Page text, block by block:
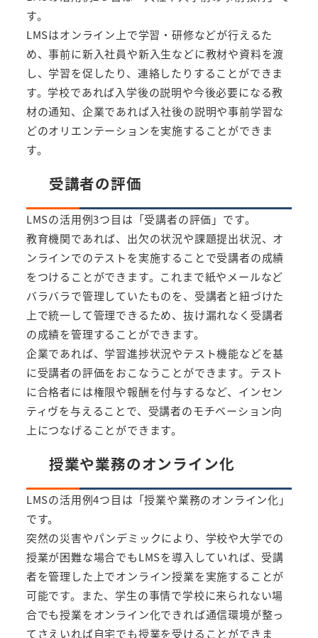
す。
LMSはオンライン上で学習・研修などが行えるた
め、事前に新入社員や新入生などに教材や資料を渡
し、学習を促したり、連絡したりすることができま
す。学校であれば入学後の説明や今後必要になる教
材の通知、企業であれば入社後の説明や事前学習な
どのオリエンテーションを実施することができま
す。
受講者の評価
LMSの活用例3つ目は「受講者の評価」です。
教育機関であれば、出欠の状況や課題提出状況、オ
ンラインでのテストを実施することで受講者の成績
をつけることができます。これまで紙やメールなど
バラバラで管理していたものを、受講者と紐づけた
上で統一して管理できるため、抜け漏れなく受講者
の成績を管理することができます。
企業であれば、学習進捗状況やテスト機能などを基
に受講者の評価をおこなうことができます。テスト
に合格者には権限や報酬を付与するなど、インセン
ティヴを与えることで、受講者のモチベーション向
上につなげることができます。
授業や業務のオンライン化
LMSの活用例4つ目は「授業や業務のオンライン化」
です。
突然の災害やパンデミックにより、学校や大学での
授業が困難な場合でもLMSを導入していれば、受講
者を管理した上でオンライン授業を実施することが
可能です。また、学生の事情で学校に来られない場
合でも授業をオンライン化できれば通信環境が整っ
てさえいれば自宅でも授業を受けることができま